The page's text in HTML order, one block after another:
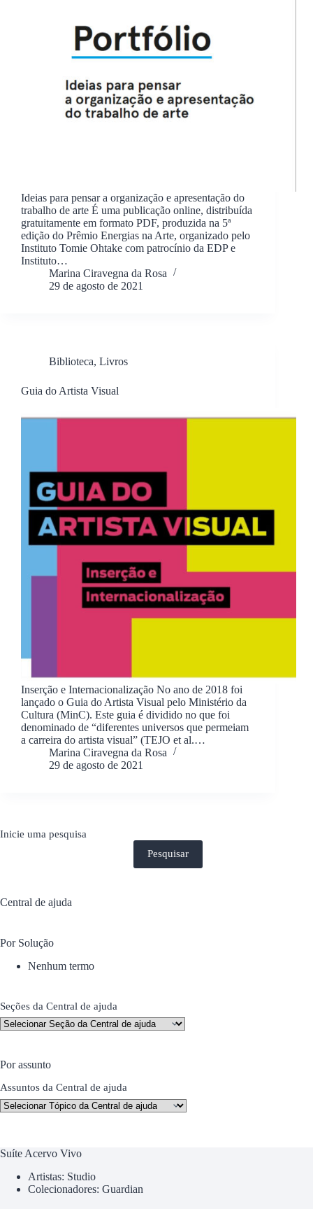
Ideias para pensar a organização e apresentação do
trabalho de arte É uma publicação online, distribuída
gratuitamente em formato PDF, produzida na 5ª
edição do Prêmio Energias na Arte, organizado pelo
Instituto Tomie Ohtake com patrocínio da EDP e
Instituto…
Marina Ciravegna da Rosa
29 de agosto de 2021
Biblioteca, Livros
Guia do Artista Visual
Inserção e Internacionalização No ano de 2018 foi
lançado o Guia do Artista Visual pelo Ministério da
Cultura (MinC). Este guia é dividido no que foi
denominado de “diferentes universos que permeiam
a carreira do artista visual” (TEJO et al.…
Marina Ciravegna da Rosa
29 de agosto de 2021
Inicie uma pesquisa
Pesquisar
Central de ajuda
Por Solução
Nenhum termo
Seções da Central de ajuda
Por assunto
Assuntos da Central de ajuda
Suíte Acervo Vivo
Artistas: Studio
Colecionadores: Guardian